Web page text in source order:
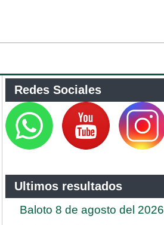
Redes Sociales
Ultimos resultados
Baloto 8 de agosto del 2026